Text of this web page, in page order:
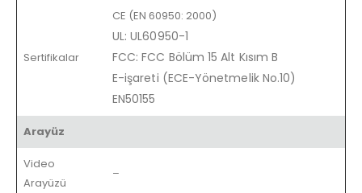
Sertifikalar
CE (EN 60950: 2000)
UL: UL60950-1
FCC: FCC Bölüm 15 Alt Kısım B
E-işareti (ECE-Yönetmelik No.10)
EN50155
Arayüz
Video
Arayüzü
–